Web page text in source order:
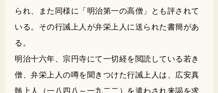
られ、また同様に「明治第一の高僧」とも評されて
いる。その行誡上人が弁栄上人に送られた書簡があ
る。
明治十六年、宗円寺にて一切経を閲読している若き
僧、弁栄上人の噂を聞きつけた行誡上人は、広安真
髄上人（一八四八～一九二二）を遣わされ来謁を求